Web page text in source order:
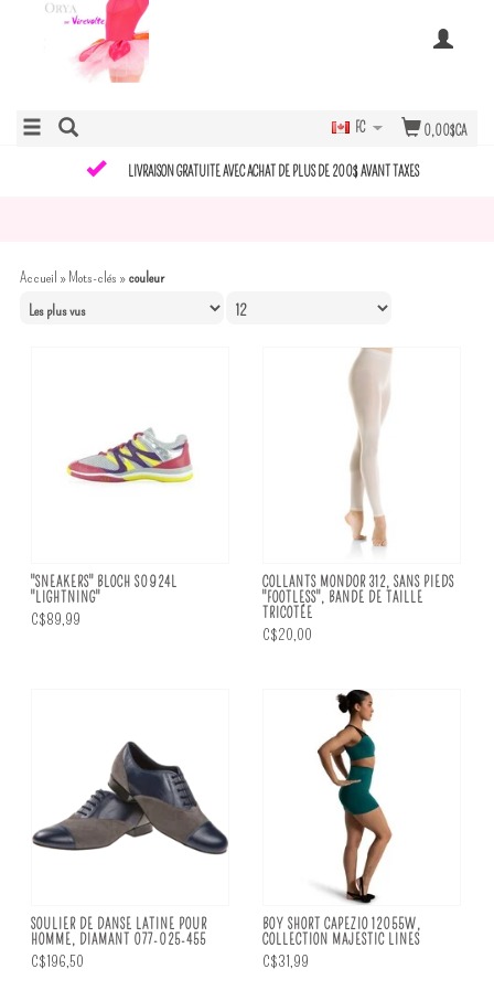
0,00$CA
FC
LIVRAISON GRATUITE AVEC ACHAT DE PLUS DE 200$ AVANT TAXES
Accueil »Mots-clés »couleur
"SNEAKERS" BLOCH S0924L
"LIGHTNING"
C$89,99
COLLANTS MONDOR 312, SANS PIEDS
"FOOTLESS", BANDE DE TAILLE
TRICOTÉE
C$20,00
SOULIER DE DANSE LATINE POUR
HOMME, DIAMANT 077-025-455
C$196,50
BOY SHORT CAPEZIO 12055W,
COLLECTION MAJESTIC LINES
C$31,99